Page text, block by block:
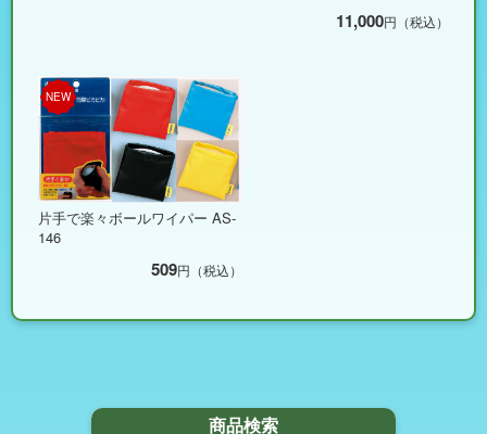
11,000円（税込）
NEW
片手で楽々ボールワイパー AS-
146
509円（税込）
商品検索